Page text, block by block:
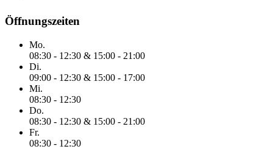
Öffnungszeiten
Mo.
08:30 - 12:30 & 15:00 - 21:00
Di.
09:00 - 12:30 & 15:00 - 17:00
Mi.
08:30 - 12:30
Do.
08:30 - 12:30 & 15:00 - 21:00
Fr.
08:30 - 12:30